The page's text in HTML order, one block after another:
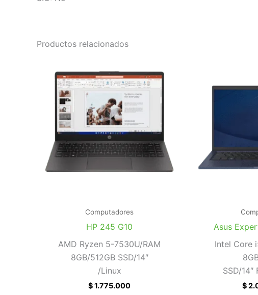
Productos relacionados
Computadores
HP 245 G10
AMD Ryzen 5-7530U/RAM
8GB/512GB SSD/14″
/Linux
$1.775.000
Asus
Intel Core
SSD/14″
$